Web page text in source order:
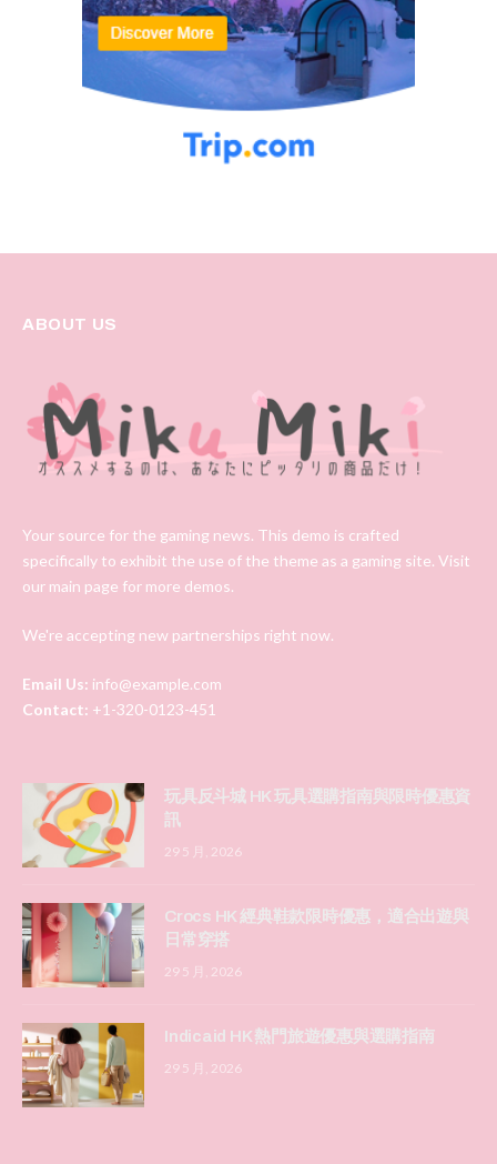
ABOUT US
Your source for the gaming news. This demo is crafted
specifically to exhibit the use of the theme as a gaming site. Visit
our main page for more demos.
We're accepting new partnerships right now.
Email Us: info@example.com
Contact: +1-320-0123-451
玩具反斗城 HK 玩具選購指南與限時優惠資
訊
29 5 月, 2026
Crocs HK 經典鞋款限時優惠，適合出遊與
日常穿搭
29 5 月, 2026
Indicaid HK 熱門旅遊優惠與選購指南
29 5 月, 2026